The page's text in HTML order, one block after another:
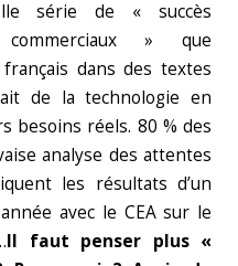
série de « succès
commerciaux » que
dans des textes
de la technologie en
besoins réels. 80 % des
analyse des attentes
les résultats d’un
avec le CEA sur le
Il faut penser plus «